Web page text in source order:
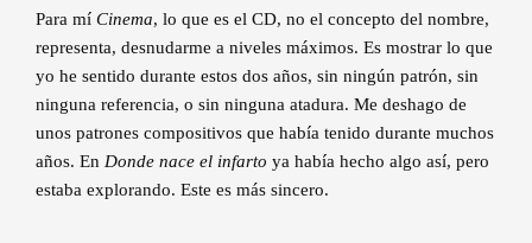
Para mí Cinema, lo que es el CD, no el concepto del nombre,
representa, desnudarme a niveles máximos. Es mostrar lo que
yo he sentido durante estos dos años, sin ningún patrón, sin
ninguna referencia, o sin ninguna atadura. Me deshago de
unos patrones compositivos que había tenido durante muchos
años. En Donde nace el infarto ya había hecho algo así, pero
estaba explorando. Este es más sincero.